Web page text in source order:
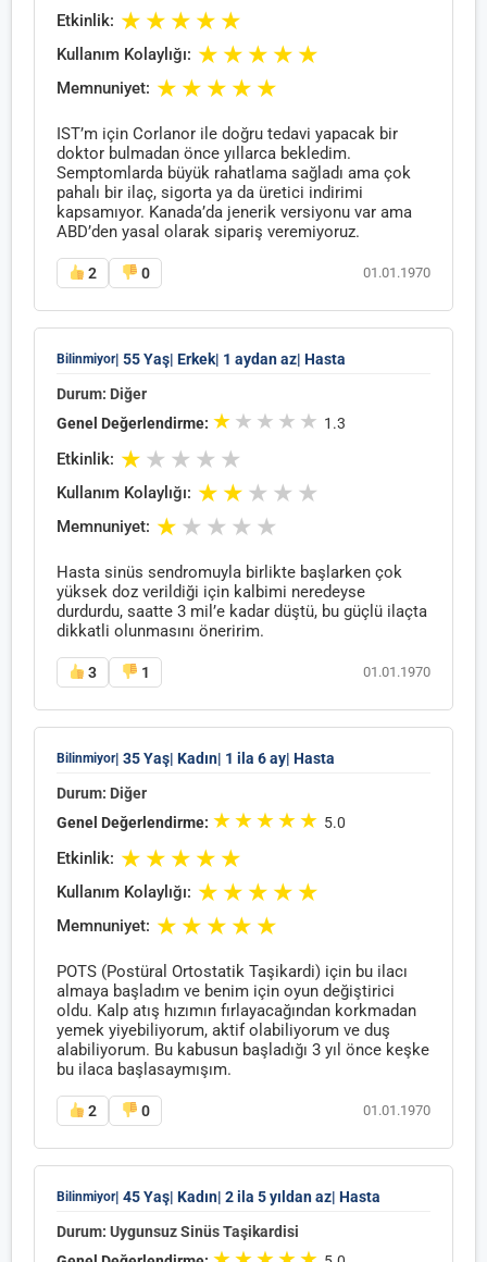
Etkinlik: ★ ★ ★ ★ ★
Kullanım Kolaylığı: ★ ★ ★ ★ ★
Memnuniyet: ★ ★ ★ ★ ★
IST’m için Corlanor ile doğru tedavi yapacak bir
doktor bulmadan önce yıllarca bekledim.
Semptomlarda büyük rahatlama sağladı ama çok
pahalı bir ilaç, sigorta ya da üretici indirimi
kapsamıyor. Kanada’da jenerik versiyonu var ama
ABD’den yasal olarak sipariş veremiyoruz.
2 0 01.01.1970
Bilinmiyor| 55 Yaş| Erkek| 1 aydan az| Hasta
Durum: Diğer
Genel Değerlendirme: ★ ★ ★ ★ ★ 1.3
Etkinlik: ★ ★ ★ ★ ★
Kullanım Kolaylığı: ★ ★ ★ ★ ★
Memnuniyet: ★ ★ ★ ★ ★
Hasta sinüs sendromuyla birlikte başlarken çok
yüksek doz verildiği için kalbimi neredeyse
durdurdu, saatte 3 mil’e kadar düştü, bu güçlü ilaçta
dikkatli olunmasını öneririm.
3 1 01.01.1970
Bilinmiyor| 35 Yaş| Kadın| 1 ila 6 ay| Hasta
Durum: Diğer
Genel Değerlendirme: ★★★★★ 5.0
Etkinlik: ★ ★ ★ ★ ★
Kullanım Kolaylığı: ★ ★ ★ ★ ★
Memnuniyet: ★ ★ ★ ★ ★
POTS (Postüral Ortostatik Taşikardi) için bu ilacı
almaya başladım ve benim için oyun değiştirici
oldu. Kalp atış hızımın fırlayacağından korkmadan
yemek yiyebiliyorum, aktif olabiliyorum ve duş
alabiliyorum. Bu kabusun başladığı 3 yıl önce keşke
bu ilaca başlasaymışım.
2 0 01.01.1970
Bilinmiyor| 45 Yaş| Kadın| 2 ila 5 yıldan az| Hasta
Durum: Uygunsuz Sinüs Taşikardisi